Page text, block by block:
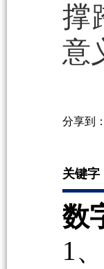
撑
意
分享到：
关键字
数
1